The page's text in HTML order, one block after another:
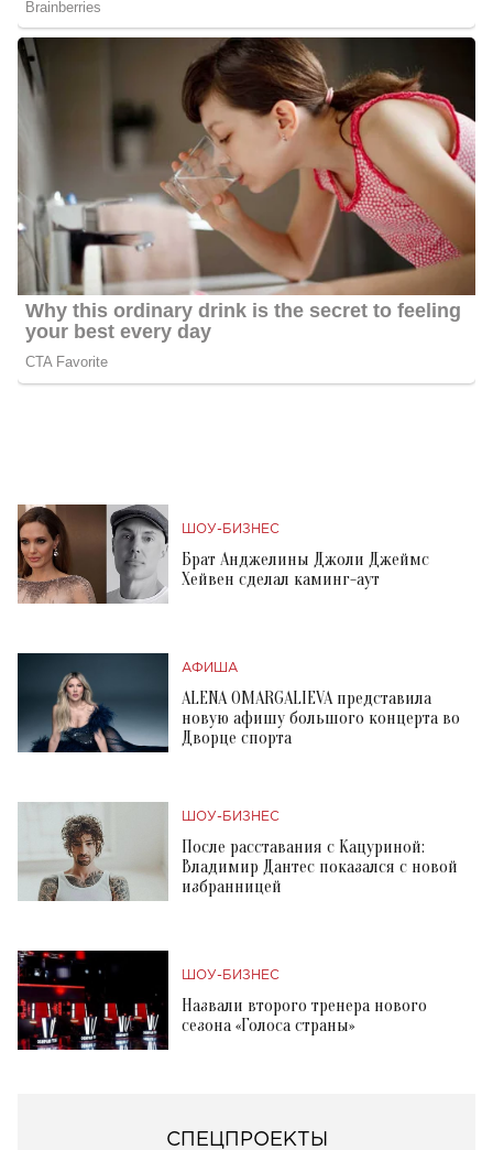
ШОУ-БИЗНЕС
Брат Анджелины Джоли Джеймс
Хейвен сделал каминг-аут
АФИША
ALENA OMARGALIEVA представила
новую афишу большого концерта во
Дворце спорта
ШОУ-БИЗНЕС
После расставания с Кацуриной:
Владимир Дантес показался с новой
избранницей
ШОУ-БИЗНЕС
Назвали второго тренера нового
сезона «Голоса страны»
СПЕЦПРОЕКТЫ